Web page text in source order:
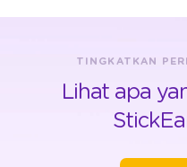
TINGKATKAN
Lihat apa